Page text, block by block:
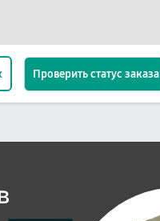
Проверить статус заказа